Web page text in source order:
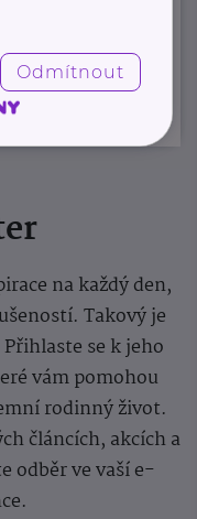
na každý den,
Takový je
se k jeho
vám pomohou
rodinný život.
článcích, akcích a
odběr ve vaší e-
Odmítnout